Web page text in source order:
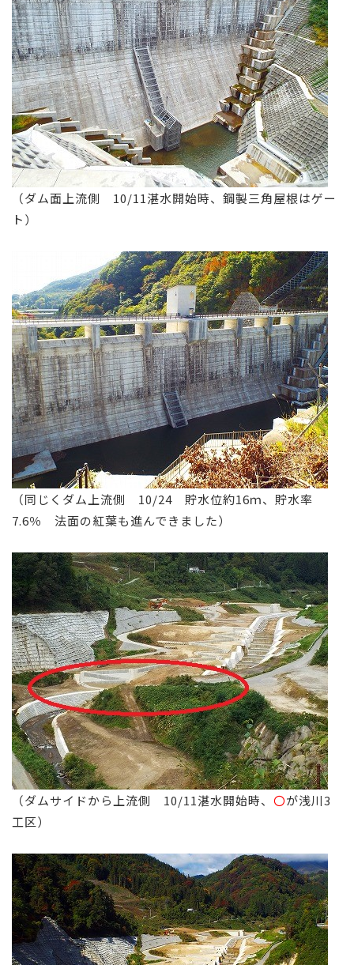
（ダム面上流側 10/11湛水開始時、鋼製三角屋根はゲー
ト）
（同じくダム上流側 10/24 貯水位約16ｍ、貯水率
7.6％ 法面の紅葉も進んできました）
（ダムサイドから上流側 10/11湛水開始時、 〇が浅川3
工区）